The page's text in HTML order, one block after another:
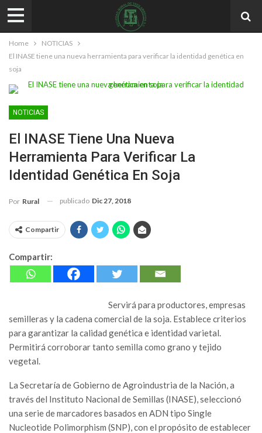
Home
NOTICIAS
El INASE tiene una nueva herramienta para verificar la identidad genética en
soja
NOTICIAS
El INASE Tiene Una Nueva
Herramienta Para Verificar La
Identidad Genética En Soja
Por Rural publicado Dic 27, 2018
Compartir
Compartir:
Servirá para productores, empresas
semilleras y la cadena comercial de la soja. Establece criterios
para garantizar la calidad genética e identidad varietal.
Permitirá corroborar tanto semilla como grano y tejido
vegetal.
La Secretaría de Gobierno de Agroindustria de la Nación, a
través del Instituto Nacional de Semillas (INASE), seleccionó
una serie de marcadores basados en ADN tipo Single
Nucleotide Polimorphism (SNP), con el propósito de establecer